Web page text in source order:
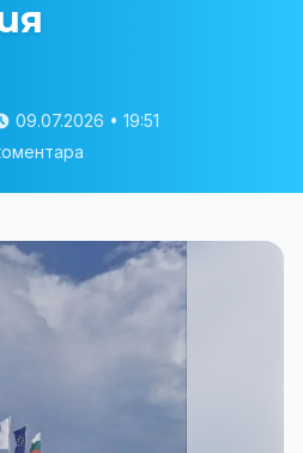
09.07.2026 • 19:51